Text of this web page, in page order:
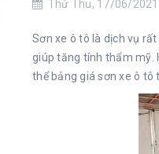
Thứ Thu, 17/06/2021
Sơn xe ô tô là dịch vụ
giúp tăng tính thẩm mỹ.
thể bảng giá sơn xe ô tô